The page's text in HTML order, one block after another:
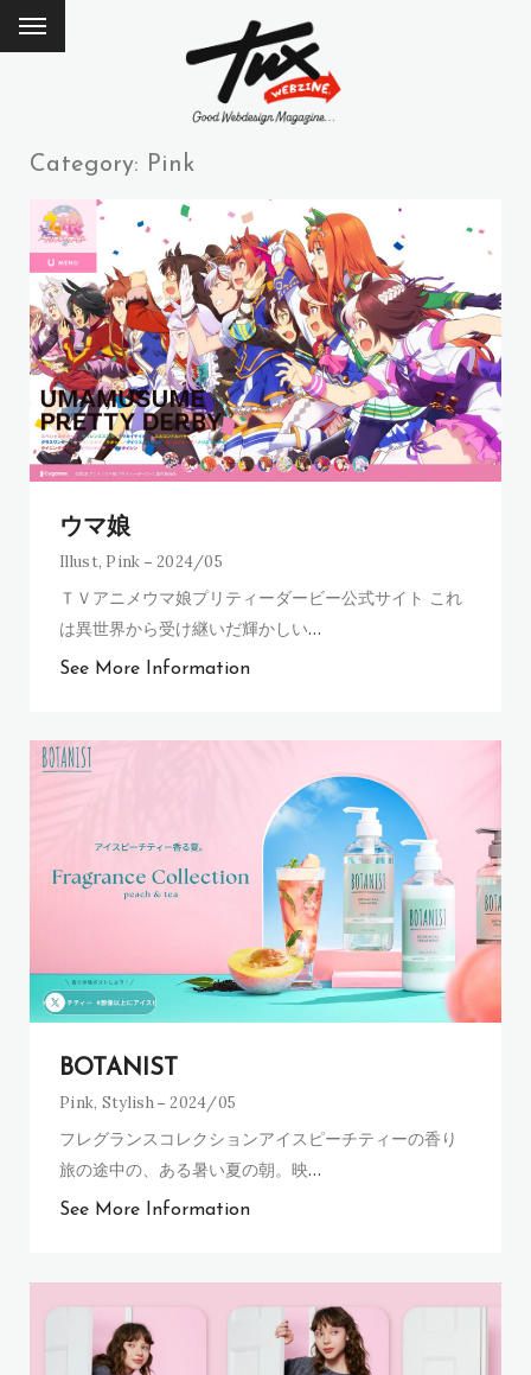
Category: Pink
ウマ娘
Illust, Pink 2024/05
ＴＶアニメウマ娘プリティーダービー公式サイト これ
は異世界から受け継いだ輝かしい…
See More Information
BOTANIST
Pink, Stylish 2024/05
フレグランスコレクションアイスピーチティーの香り
旅の途中の、ある暑い夏の朝。映…
See More Information